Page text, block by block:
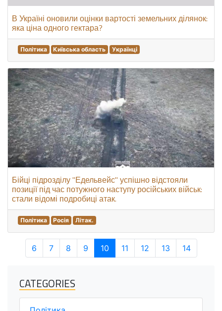
В Україні оновили оцінки вартості земельних ділянок:
яка ціна одного гектара?
Політика Київська область Українці
Бійці підрозділу "Едельвейс" успішно відстояли
позиції під час потужного наступу російських військ:
стали відомі подробиці атак.
Політика Росія Літак.
6 7 8 9 10 11 12 13 14
CATEGORIES